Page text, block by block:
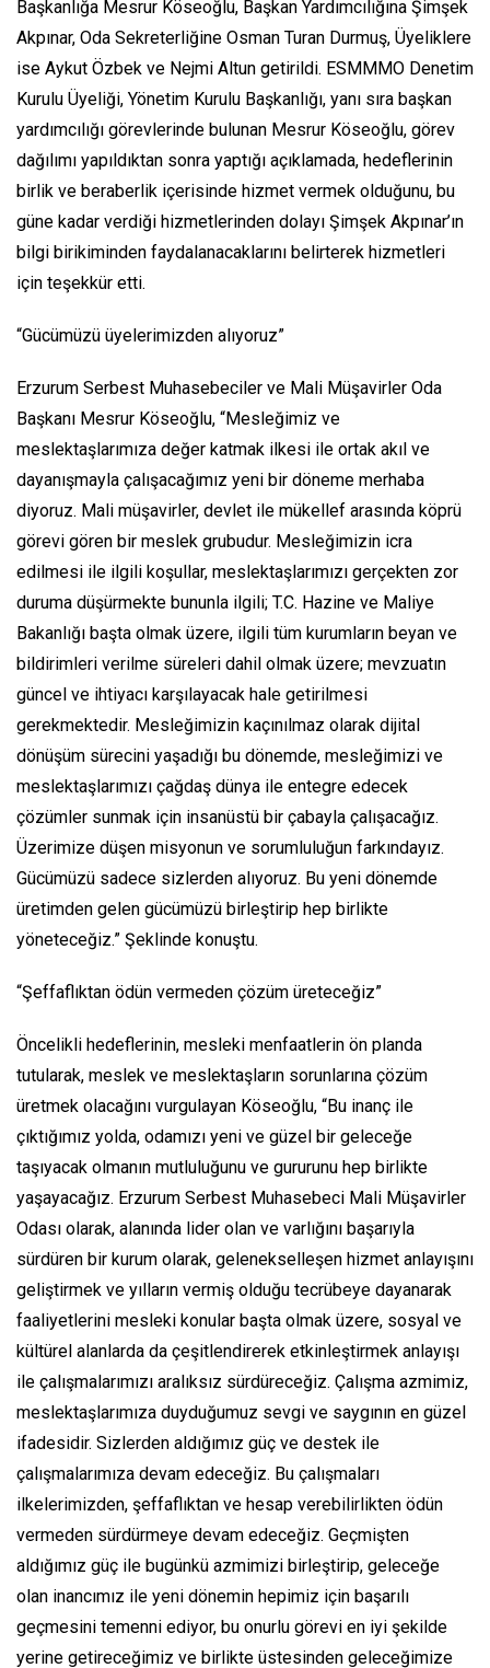
Başkanlığa Mesrur Köseoğlu, Başkan Yardımcılığına Şimşek
Akpınar, Oda Sekreterliğine Osman Turan Durmuş, Üyeliklere
ise Aykut Özbek ve Nejmi Altun getirildi. ESMMMO Denetim
Kurulu Üyeliği, Yönetim Kurulu Başkanlığı, yanı sıra başkan
yardımcılığı görevlerinde bulunan Mesrur Köseoğlu, görev
dağılımı yapıldıktan sonra yaptığı açıklamada, hedeflerinin
birlik ve beraberlik içerisinde hizmet vermek olduğunu, bu
güne kadar verdiği hizmetlerinden dolayı Şimşek Akpınar’ın
bilgi birikiminden faydalanacaklarını belirterek hizmetleri
için teşekkür etti.
“Gücümüzü üyelerimizden alıyoruz”
Erzurum Serbest Muhasebeciler ve Mali Müşavirler Oda
Başkanı Mesrur Köseoğlu, “Mesleğimiz ve
meslektaşlarımıza değer katmak ilkesi ile ortak akıl ve
dayanışmayla çalışacağımız yeni bir döneme merhaba
diyoruz. Mali müşavirler, devlet ile mükellef arasında köprü
görevi gören bir meslek grubudur. Mesleğimizin icra
edilmesi ile ilgili koşullar, meslektaşlarımızı gerçekten zor
duruma düşürmekte bununla ilgili; T.C. Hazine ve Maliye
Bakanlığı başta olmak üzere, ilgili tüm kurumların beyan ve
bildirimleri verilme süreleri dahil olmak üzere; mevzuatın
güncel ve ihtiyacı karşılayacak hale getirilmesi
gerekmektedir. Mesleğimizin kaçınılmaz olarak dijital
dönüşüm sürecini yaşadığı bu dönemde, mesleğimizi ve
meslektaşlarımızı çağdaş dünya ile entegre edecek
çözümler sunmak için insanüstü bir çabayla çalışacağız.
Üzerimize düşen misyonun ve sorumluluğun farkındayız.
Gücümüzü sadece sizlerden alıyoruz. Bu yeni dönemde
üretimden gelen gücümüzü birleştirip hep birlikte
yöneteceğiz.” Şeklinde konuştu.
“Şeffaflıktan ödün vermeden çözüm üreteceğiz”
Öncelikli hedeflerinin, mesleki menfaatlerin ön planda
tutularak, meslek ve meslektaşların sorunlarına çözüm
üretmek olacağını vurgulayan Köseoğlu, “Bu inanç ile
çıktığımız yolda, odamızı yeni ve güzel bir geleceğe
taşıyacak olmanın mutluluğunu ve gururunu hep birlikte
yaşayacağız. Erzurum Serbest Muhasebeci Mali Müşavirler
Odası olarak, alanında lider olan ve varlığını başarıyla
sürdüren bir kurum olarak, gelenekselleşen hizmet anlayışını
geliştirmek ve yılların vermiş olduğu tecrübeye dayanarak
faaliyetlerini mesleki konular başta olmak üzere, sosyal ve
kültürel alanlarda da çeşitlendirerek etkinleştirmek anlayışı
ile çalışmalarımızı aralıksız sürdüreceğiz. Çalışma azmimiz,
meslektaşlarımıza duyduğumuz sevgi ve saygının en güzel
ifadesidir. Sizlerden aldığımız güç ve destek ile
çalışmalarımıza devam edeceğiz. Bu çalışmaları
ilkelerimizden, şeffaflıktan ve hesap verebilirlikten ödün
vermeden sürdürmeye devam edeceğiz. Geçmişten
aldığımız güç ile bugünkü azmimizi birleştirip, geleceğe
olan inancımız ile yeni dönemin hepimiz için başarılı
geçmesini temenni ediyor, bu onurlu görevi en iyi şekilde
yerine getireceğimiz ve birlikte üstesinden geleceğimize